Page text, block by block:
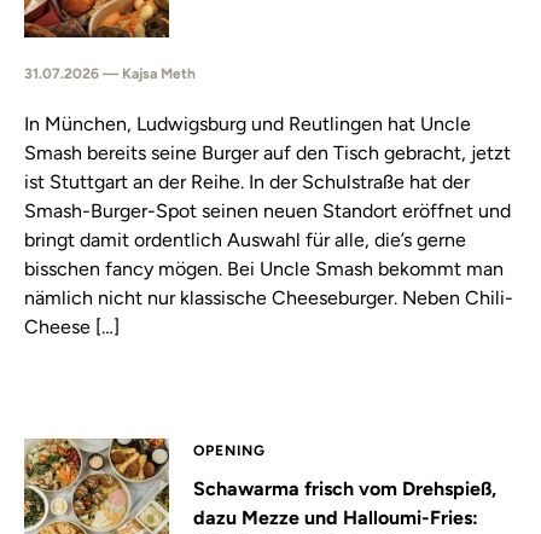
31.07.2026 — Kajsa Meth
In München, Ludwigsburg und Reutlingen hat Uncle
Smash bereits seine Burger auf den Tisch gebracht, jetzt
ist Stuttgart an der Reihe. In der Schulstraße hat der
Smash-Burger-Spot seinen neuen Standort eröffnet und
bringt damit ordentlich Auswahl für alle, die’s gerne
bisschen fancy mögen. Bei Uncle Smash bekommt man
nämlich nicht nur klassische Cheeseburger. Neben Chili-
Cheese […]
OPENING
Schawarma frisch vom Drehspieß,
dazu Mezze und Halloumi-Fries: